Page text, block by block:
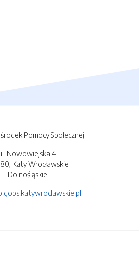
Pomocy Społecznej
Nowowiejska 4
Kąty Wrocławskie
Dolnośląskie